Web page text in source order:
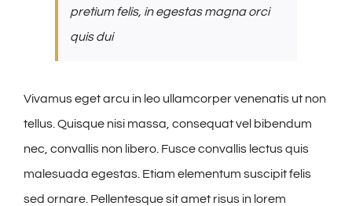
pretium felis, in egestas magna orci
quis dui
Vivamus eget arcu in leo ullamcorper venenatis ut non
tellus. Quisque nisi massa, consequat vel bibendum
nec, convallis non libero. Fusce convallis lectus quis
malesuada egestas. Etiam elementum suscipit felis
sed ornare. Pellentesque sit amet risus in lorem